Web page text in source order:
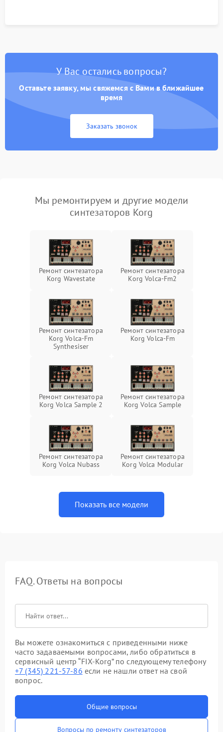
У Вас остались вопросы?
Оставьте заявку, мы свяжемся с Вами в ближайшее
время
Заказать звонок
Мы ремонтируем и другие модели
синтезаторов Korg
Ремонт синтезатора
Korg Wavestate
Ремонт синтезатора
Korg Volca-Fm2
Ремонт синтезатора
Korg Volca-Fm
Synthesiser
Ремонт синтезатора
Korg Volca-Fm
Ремонт синтезатора
Korg Volca Sample 2
Ремонт синтезатора
Korg Volca Sample
Ремонт синтезатора
Korg Volca Nubass
Ремонт синтезатора
Korg Volca Modular
Показать все модели
FAQ. Ответы на вопросы
Вы можете ознакомиться с приведенными ниже
часто задаваемыми вопросами, либо обратиться в
сервисный центр “FIX-Korg” по следующему телефону
+7 (345) 221-57-86 если не нашли ответ на свой
вопрос.
Общие вопросы
Вопросы по ремонту синтезаторов